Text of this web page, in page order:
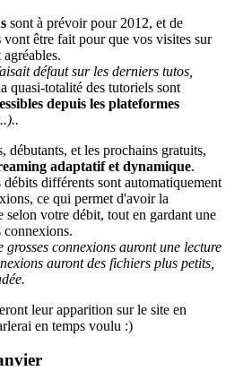
sont à prévoir pour 2012, et de
vont être fait pour que vos visites sur
agréables.
défaut sur les derniers tutos,
quasi-totalité des tutoriels sont
depuis les plateformes
débutants, et les prochains gratuits,
adaptatif et dynamique.
différents sont automatiquement
ce qui permet d'avoir la
votre débit, tout en gardant une
connexions.
grosses connexions auront une lecture
auront des fichiers plus petits,
leur apparition sur le site en
en temps voulu :)